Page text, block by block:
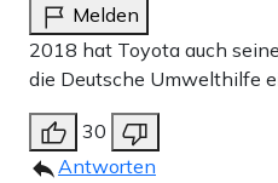
Melden
2018 hat Toyota auch
die Deutsche Umwelthilfe
30
Antworten